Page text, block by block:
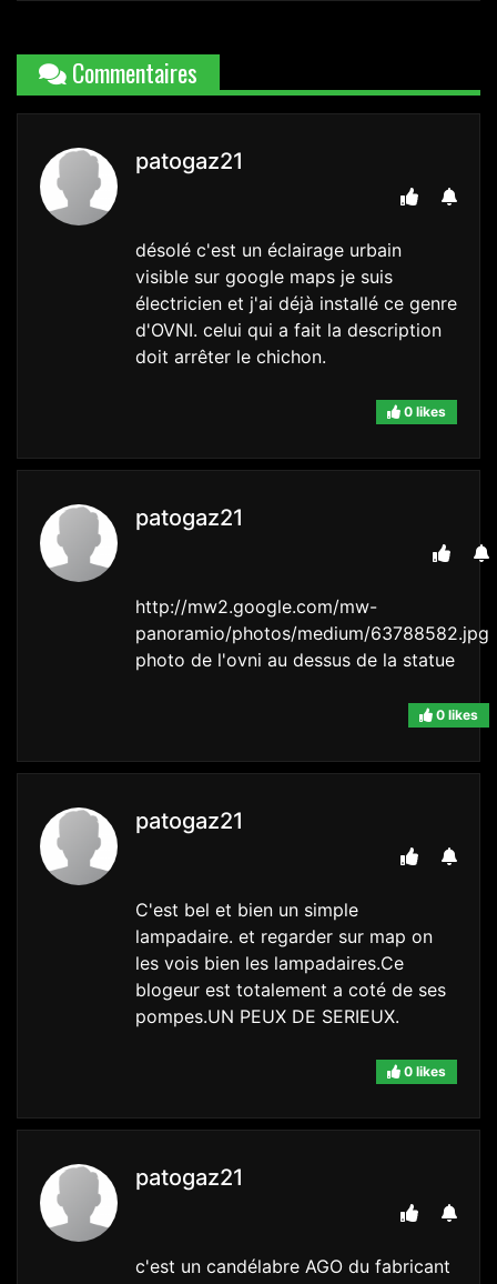
Commentaires
patogaz21
désolé c'est un éclairage urbain
visible sur google maps je suis
électricien et j'ai déjà installé ce genre
d'OVNI. celui qui a fait la description
doit arrêter le chichon.
0 likes
patogaz21
http://mw2.google.com/mw-
panoramio/photos/medium/63788582.jpg
photo de l'ovni au dessus de la statue
0 likes
patogaz21
C'est bel et bien un simple
lampadaire. et regarder sur map on
les vois bien les lampadaires.Ce
blogeur est totalement a coté de ses
pompes.UN PEUX DE SERIEUX.
0 likes
patogaz21
c'est un candélabre AGO du fabricant